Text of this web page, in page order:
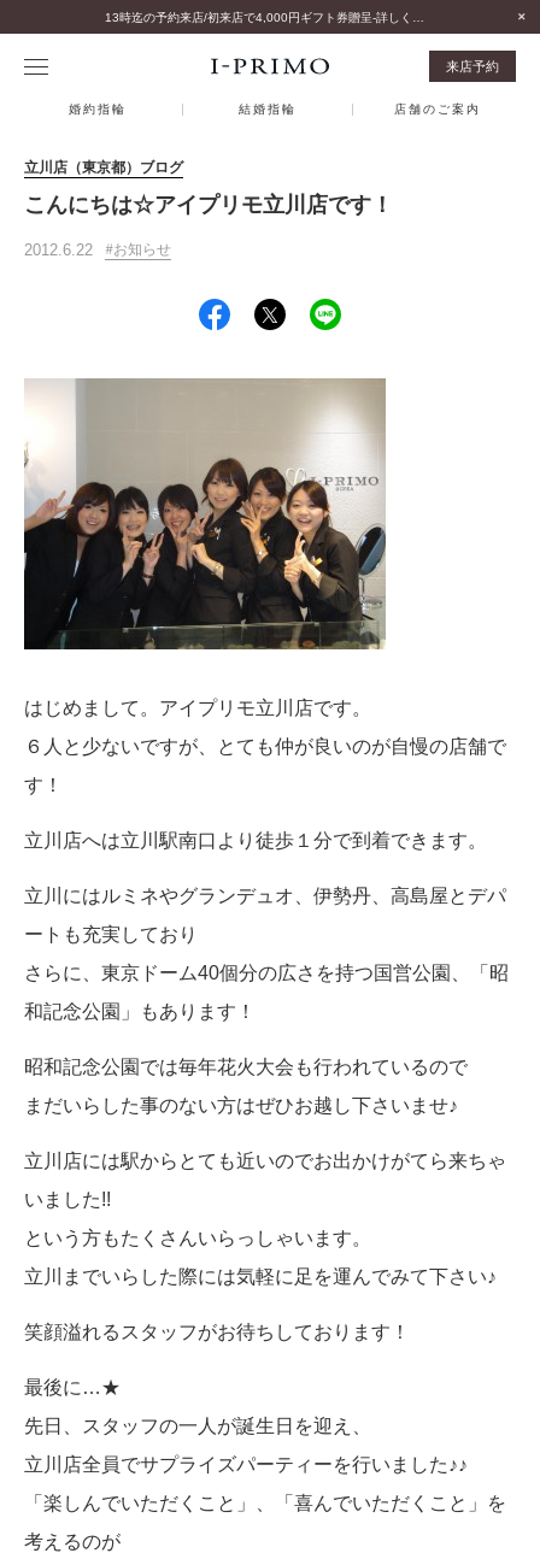
来店予約
婚約指輪 結婚指輪 店舗のご案内
立川店（東京都）ブログ
こんにちは☆アイプリモ立川店です！
2012.6.22 お知らせ
はじめまして。アイプリモ立川店です。
６人と少ないですが、とても仲が良いのが自慢の店舗で
す！
立川店へは立川駅南口より徒歩１分で到着できます。
立川にはルミネやグランデュオ、伊勢丹、高島屋とデパ
ートも充実しており
さらに、東京ドーム40個分の広さを持つ国営公園、「昭
和記念公園」もあります！
昭和記念公園では毎年花火大会も行われているので
まだいらした事のない方はぜひお越し下さいませ♪
立川店には駅からとても近いのでお出かけがてら来ちゃ
いました!!
という方もたくさんいらっしゃいます。
立川までいらした際には気軽に足を運んでみて下さい♪
笑顔溢れるスタッフがお待ちしております！
最後に…★
先日、スタッフの一人が誕生日を迎え、
立川店全員でサプライズパーティーを行いました♪♪
「楽しんでいただくこと」、「 喜んでいただくこと」を
考えるのが